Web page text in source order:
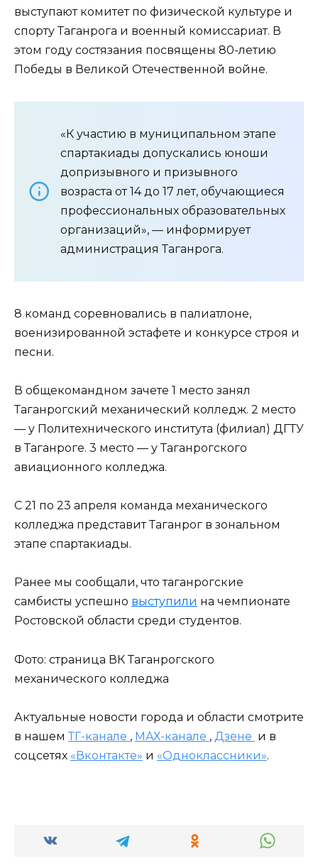
выступают комитет по физической культуре и
спорту Таганрога и военный комиссариат. В
этом году состязания посвящены 80-летию
Победы в Великой Отечественной войне.
«К участию в муниципальном этапе
спартакиады допускались юноши
допризывного и призывного
возраста от 14 до 17 лет, обучающиеся
профессиональных образовательных
организаций», — информирует
администрация Таганрога.
8 команд соревновались в палиатлоне,
военизированной эстафете и конкурсе строя и
песни.
В общекомандном зачете 1 место занял
Таганрогский механический колледж. 2 место
— у Политехнического института (филиал) ДГТУ
в Таганроге. 3 место — у Таганрогского
авиационного колледжа.
С 21 по 23 апреля команда механического
колледжа представит Таганрог в зональном
этапе спартакиады.
Ранее мы сообщали, что таганрогские
самбисты успешно выступили на чемпионате
Ростовской области среди студентов.
Фото: страница ВК Таганрогского
механического колледжа
Актуальные новости города и области смотрите
в нашем ТГ-канале , МАХ-канале , Дзене и в
соцсетях «Вконтакте» и «Одноклассники».